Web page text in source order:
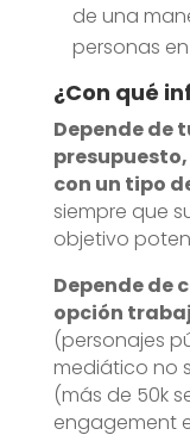
de una
personas
¿Con qué
Depende de
con un tipo
siempre que
objetivo
Depende de
opción
(personajes
mediático no
(más de 50k
engagement